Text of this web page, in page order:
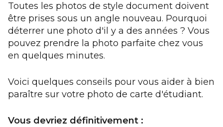
Toutes les photos de style document doivent
être prises sous un angle nouveau. Pourquoi
déterrer une photo d'il y a des années ? Vous
pouvez prendre la photo parfaite chez vous
en quelques minutes.
Voici quelques conseils pour vous aider à bien
paraître sur votre photo de carte d'étudiant.
Vous devriez définitivement :